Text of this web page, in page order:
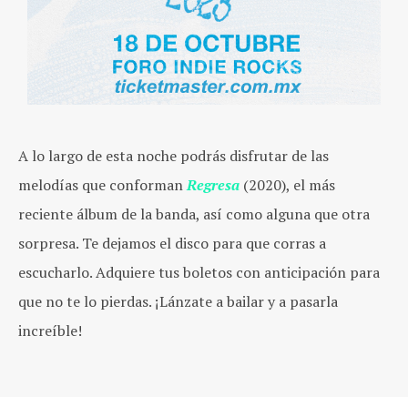
A lo largo de esta noche podrás disfrutar de las
melodías que conformanRegresa (2020), el más
reciente álbum de la banda, así como alguna que otra
sorpresa. Te dejamos el disco para que corras a
escucharlo. Adquiere tus boletos con anticipación para
que no te lo pierdas. ¡Lánzate a bailar y a pasarla
increíble!